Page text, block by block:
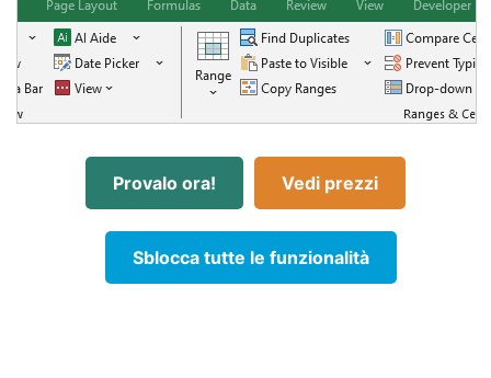
Provalo ora! Vedi prezzi
Sblocca tutte le funzionalità